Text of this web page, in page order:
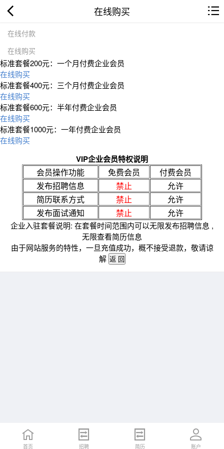
在线购买
在线付款
在线购买
标准套餐200元：一个月付费企业会员
在线购买
标准套餐400元：三个月付费企业会员
在线购买
标准套餐600元：半年付费企业会员
在线购买
标准套餐1000元：一年付费企业会员
在线购买
VIP企业会员特权说明
会员操作功能 免费会员
付费会员
发布招聘信息
禁止
允许
简历联系方式
禁止
允许
发布面试通知
禁止 允许
企业入驻套餐说明: 在套餐时间范围内可以无限发布招聘信息 ,
无限查看简历信息
由于网站服务的特性，一旦充值成功，概不接受退款，敬请谅
解
首页 招聘 简历 账户